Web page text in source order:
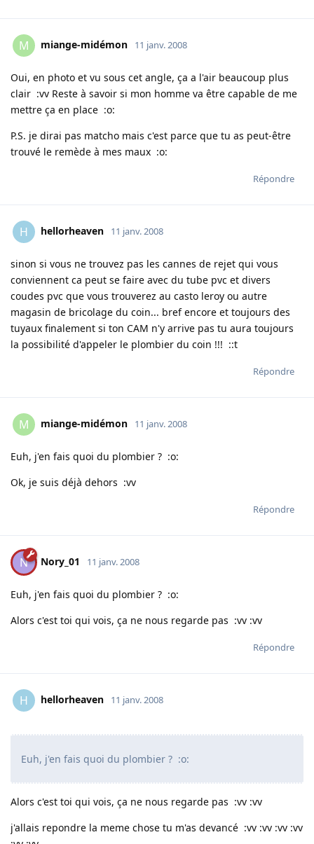
M miange-midémon 11 janv. 2008
Oui, en photo et vu sous cet angle, ça a l'air beaucoup plus
clair :vv Reste à savoir si mon homme va être capable de me
mettre ça en place :o:
P.S. je dirai pas matcho mais c'est parce que tu as peut-être
trouvé le remède à mes maux :o:
Répondre
H hellorheaven 11 janv. 2008
sinon si vous ne trouvez pas les cannes de rejet qui vous
conviennent ca peut se faire avec du tube pvc et divers
coudes pvc que vous trouverez au casto leroy ou autre
magasin de bricolage du coin... bref encore et toujours des
tuyaux finalement si ton CAM n'y arrive pas tu aura toujours
la possibilité d'appeler le plombier du coin !!! ::t
Répondre
M miange-midémon 11 janv. 2008
Euh, j'en fais quoi du plombier ? :o:
Ok, je suis déjà dehors :vv
Répondre
N Nory_01 11 janv. 2008
Euh, j'en fais quoi du plombier ? :o:
Alors c'est toi qui vois, ça ne nous regarde pas :vv :vv
Répondre
H hellorheaven 11 janv. 2008
Euh, j'en fais quoi du plombier ? :o:
Alors c'est toi qui vois, ça ne nous regarde pas :vv :vv
j'allais repondre la meme chose tu m'as devancé :vv :vv :vv :vv